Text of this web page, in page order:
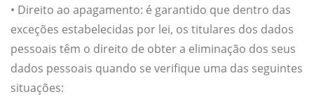
• Direito ao apagamento: é garantido que dentro das
exceções estabelecidas por lei, os titulares dos dados
pessoais têm o direito de obter a eliminação dos seus
dados pessoais quando se verifique uma das seguintes
situações: